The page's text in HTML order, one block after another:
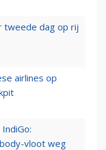
tweede dag op rij
airlines op
vloot weg